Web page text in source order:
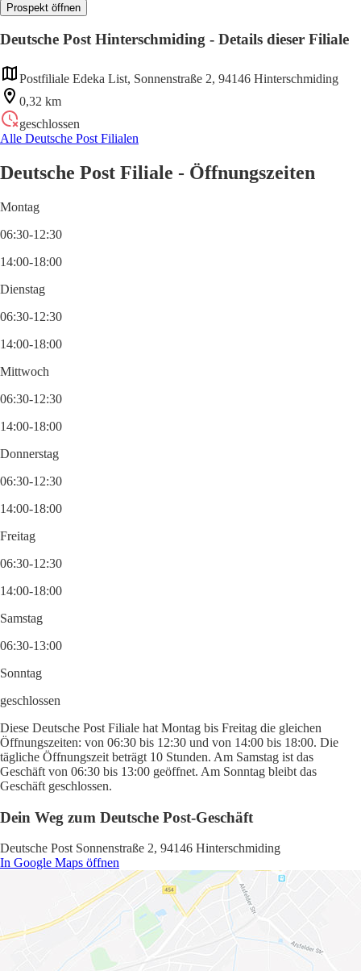
Prospekt öffnen
Deutsche Post Hinterschmiding - Details dieser Filiale
Postfiliale Edeka List, Sonnenstraße 2, 94146 Hinterschmiding
0,32 km
geschlossen
Alle Deutsche Post Filialen
Deutsche Post Filiale - Öffnungszeiten
Montag
06:30-12:30
14:00-18:00
Dienstag
06:30-12:30
14:00-18:00
Mittwoch
06:30-12:30
14:00-18:00
Donnerstag
06:30-12:30
14:00-18:00
Freitag
06:30-12:30
14:00-18:00
Samstag
06:30-13:00
Sonntag
geschlossen
Diese Deutsche Post Filiale hat Montag bis Freitag die gleichen
Öffnungszeiten: von 06:30 bis 12:30 und von 14:00 bis 18:00. Die
tägliche Öffnungszeit beträgt 10 Stunden. Am Samstag ist das
Geschäft von 06:30 bis 13:00 geöffnet. Am Sonntag bleibt das
Geschäft geschlossen.
Dein Weg zum Deutsche Post-Geschäft
Deutsche Post Sonnenstraße 2, 94146 Hinterschmiding
In Google Maps öffnen